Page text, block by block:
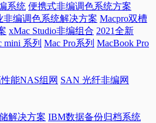
系统 便携式非编调色系统方案
非编调色系统解决方案 Macpro双槽
xMac Studio非编组合 2021全新
mini 系列 Mac Pro系列 MacBook Pro
能NAS组网 SAN 光纤非编网
解决方案 IBM数据备份归档系统